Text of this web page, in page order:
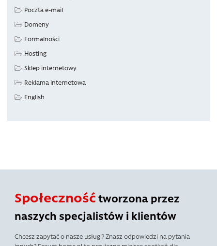
Poczta e-mail
Domeny
Formalności
Hosting
Sklep internetowy
Reklama internetowa
English
Społeczność tworzona przez
naszych specjalistów i klientów
Chcesz zapytać o nasze usługi? Znasz odpowiedzi na pytania